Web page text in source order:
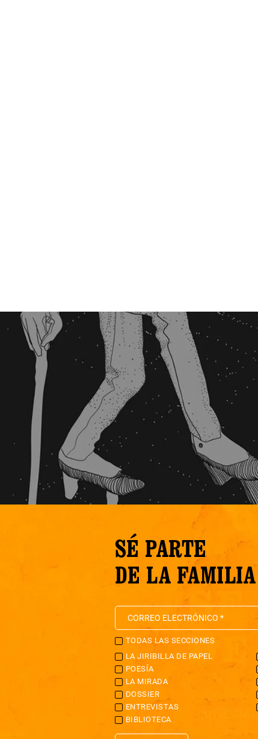
SÉ PARTE
DE LA FAMILIA
TODAS LAS SECCIONES
LA JIRIBILLA DE PAPEL
POESÍA
LA MIRADA
DOSSIER
ENTREVISTAS
BIBLIOTECA